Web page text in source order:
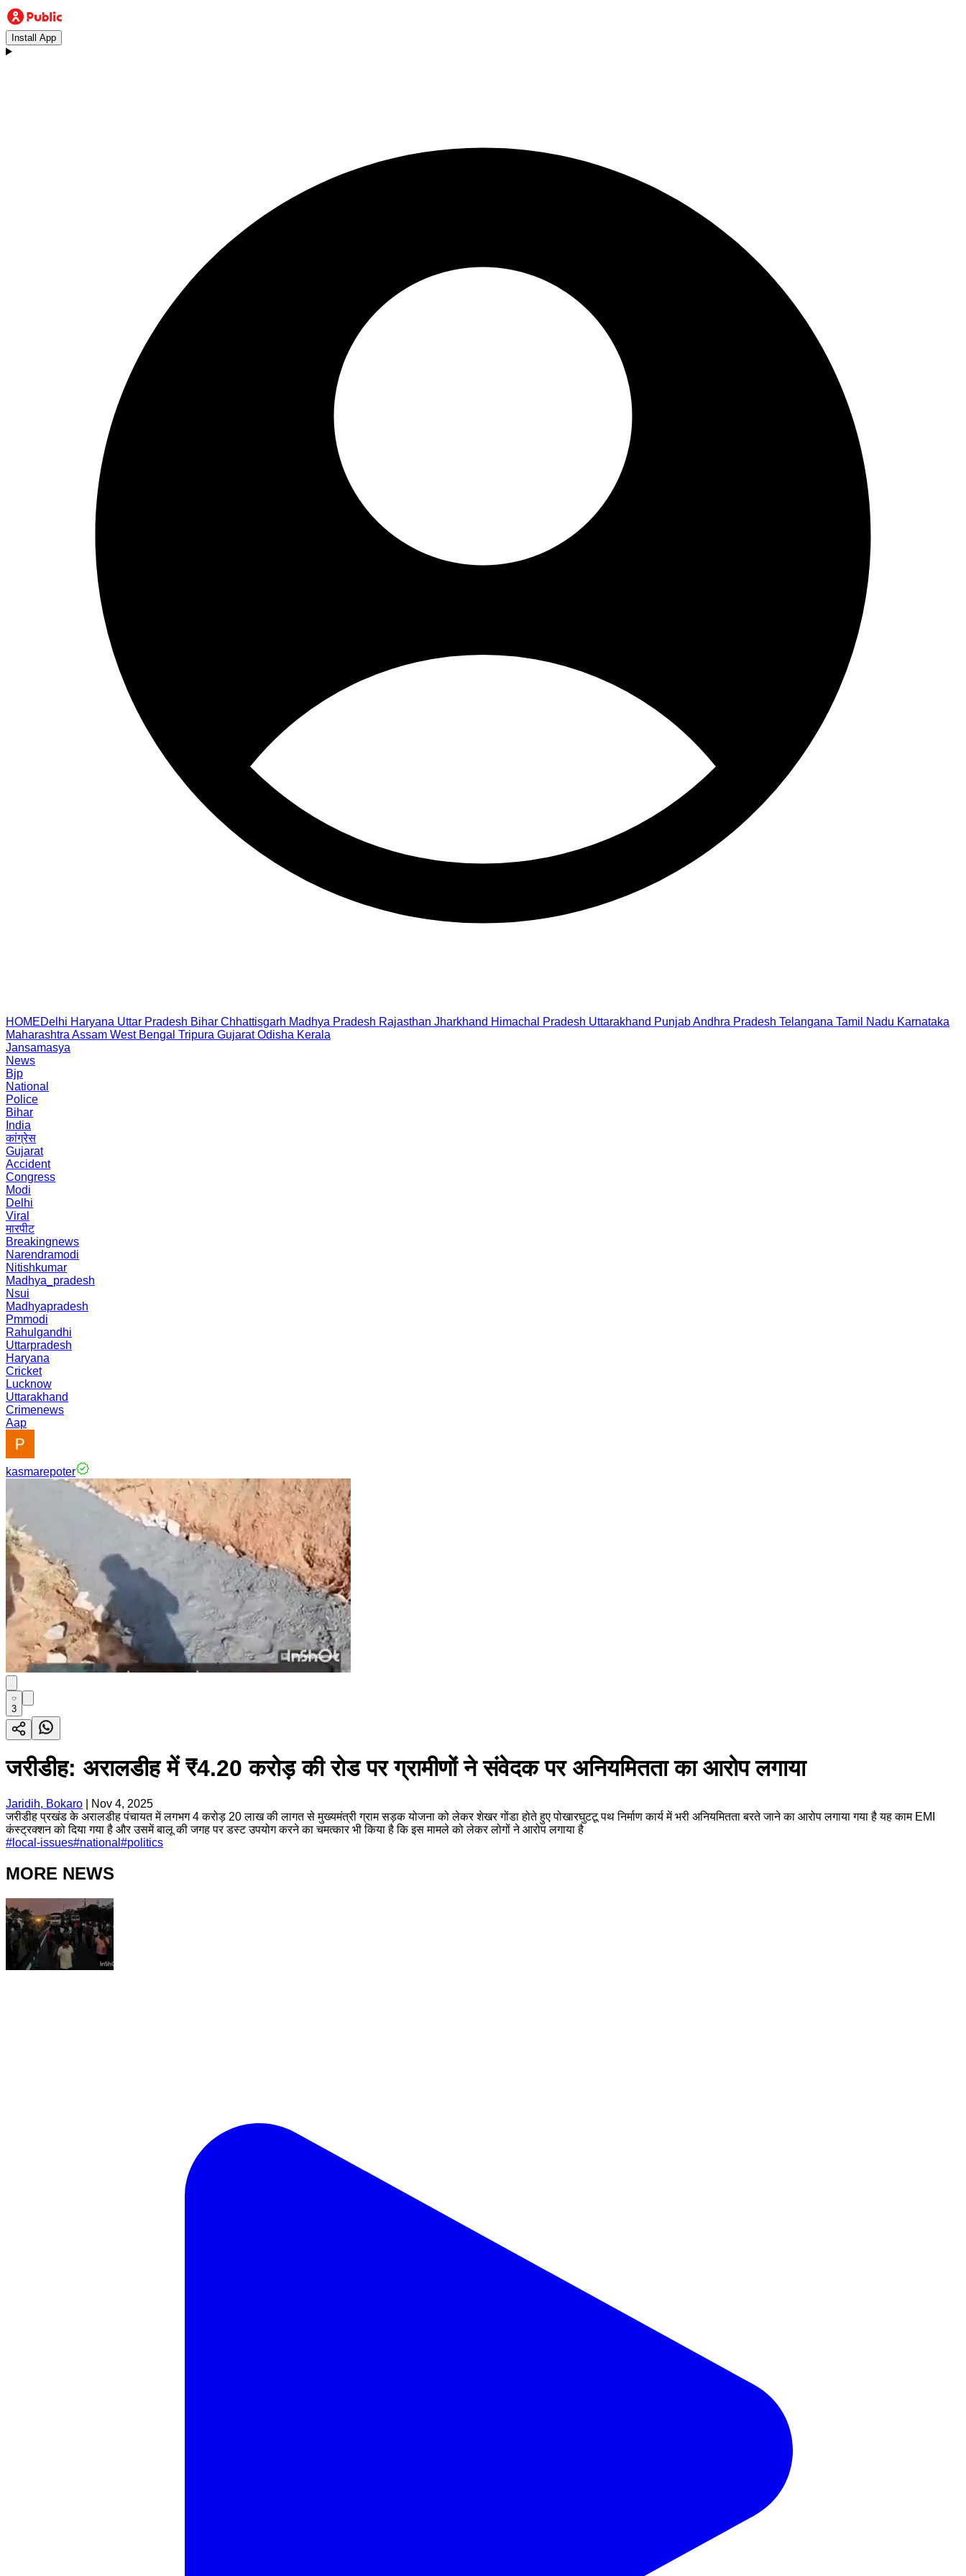
Install App
HOMEDelhi Haryana Uttar Pradesh Bihar Chhattisgarh Madhya Pradesh Rajasthan Jharkhand Himachal Pradesh Uttarakhand PunjabAndhra Pradesh Telangana Tamil Nadu Karnataka
Maharashtra Assam West Bengal Tripura Gujarat Odisha Kerala
Jansamasya
News
Bjp
National
Police
Bihar
India
कांग्रेस
Gujarat
Accident
Congress
Modi
Delhi
Viral
मारपीट
Breakingnews
Narendramodi
Nitishkumar
Madhya_pradesh
Nsui
Madhyapradesh
Pmmodi
Rahulgandhi
Uttarpradesh
Haryana
Cricket
Lucknow
Uttarakhand
Crimenews
Aap
kasmarepoter
3
जरीडीह: अरालडीह में ₹4.20 करोड़ की रोड पर ग्रामीणों ने संवेदक पर अनियमितता का आरोप लगाया
Jaridih, Bokaro
Nov 4, 2025
जरीडीह प्रखंड के अरालडीह पंचायत में लगभग 4 करोड़ 20 लाख की लागत से मुख्यमंत्री ग्राम सड़क योजना को लेकर शेखर गोंडा होते हुए पोखारघुटटू पथ निर्माण कार्य में भरी अनियमितता बरते जाने का आरोप लगाया गया है यह काम EMI
कंस्ट्रक्शन को दिया गया है और उसमें बालू की जगह पर डस्ट उपयोग करने का चमत्कार भी किया है कि इस मामले को लेकर लोगों ने आरोप लगाया है
# local-issues#national #politics
MORE NEWS